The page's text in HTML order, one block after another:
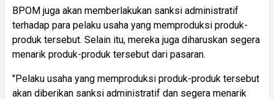
BPOM juga akan memberlakukan sanksi administratif
terhadap para pelaku usaha yang memproduksi produk-
produk tersebut. Selain itu, mereka juga diharuskan segera
menarik produk-produk tersebut dari pasaran.
"Pelaku usaha yang memproduksi produk-produk tersebut
akan diberikan sanksi administratif dan segera menarik